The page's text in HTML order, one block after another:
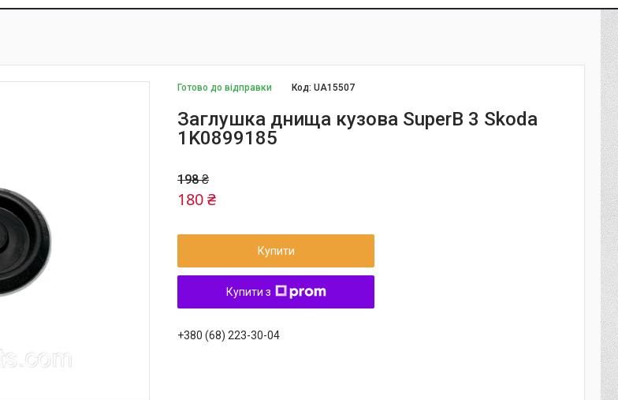
Готово до відправки Код:UA15507
Заглушка днища кузова SuperB 3 Skoda
1K0899185
198 ₴
180 ₴
Купити
Купити з
+380 (68) 223-30-04